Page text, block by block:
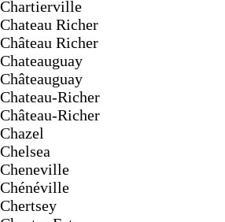
Chartierville
Chateau Richer
Château Richer
Chateauguay
Châteauguay
Chateau-Richer
Château-Richer
Chazel
Chelsea
Cheneville
Chénéville
Chertsey